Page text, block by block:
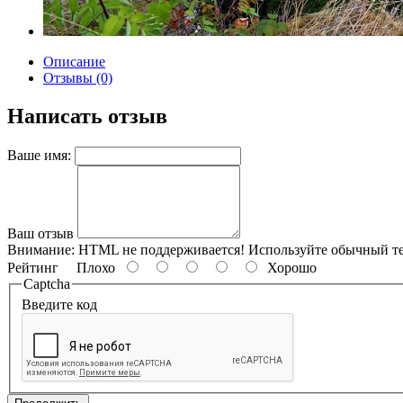
Описание
Отзывы (0)
Написать отзыв
Ваше имя:
Ваш отзыв
Внимание: HTML не поддерживается! Используйте обычный
Рейтинг Плохо
Хорошо
Captcha
Введите код